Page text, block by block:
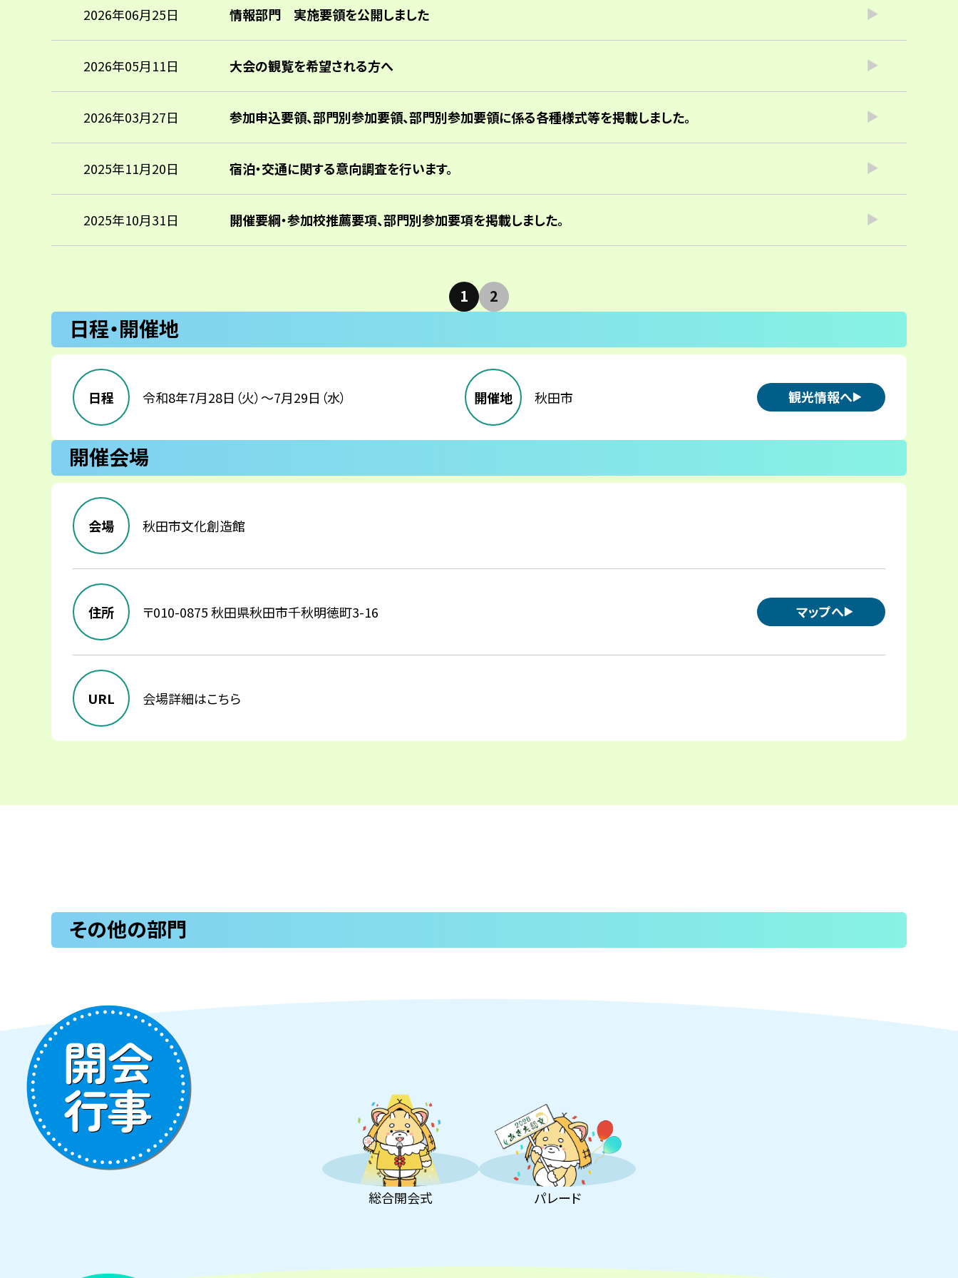
2026年06月25日 情報部門 実施要領を公開しました
2026年05月11日 大会の観覧を希望される方へ
2026年03月27日 参加申込要領、部門別参加要領、部門別参加要領に係る各種様式等を掲載しました。
2025年11月20日 宿泊・交通に関する意向調査を行います。
2025年10月31日 開催要綱・参加校推薦要項、部門別参加要項を掲載しました。
1 2
日程・開催地
日程 令和8年7月28日（火）～7月29日（水） 開催地 秋田市 観光情報へ
開催会場
会場 秋田市文化創造館
住所 〒010-0875秋田県秋田市千秋明徳町3-16 マップへ
URL 会場詳細はこちら
その他の部門
総合開会式 パレード